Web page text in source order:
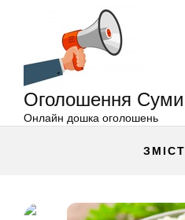
Оголошення Суми
Онлайн дошка оголошень
ЗМІСТ